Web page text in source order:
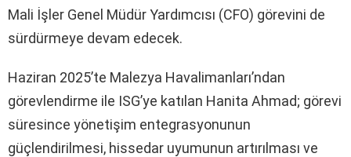
Mali İşler Genel Müdür Yardımcısı (CFO) görevini de
sürdürmeye devam edecek.
Haziran 2025’te Malezya Havalimanları’ndan
görevlendirme ile ISG’ye katılan Hanita Ahmad; görevi
süresince yönetişim entegrasyonunun
güçlendirilmesi, hissedar uyumunun artırılması ve